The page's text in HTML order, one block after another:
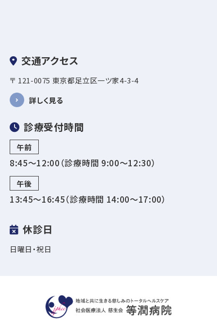
交通アクセス
〒 121-0075 東京都足立区一ツ家4-3-4
詳しく見る
診療受付時間
午前
8:45～12:00（診療時間 9:00〜12:30）
午後
13:45～16:45（診療時間 14:00〜17:00）
休診日
日曜日・祝日